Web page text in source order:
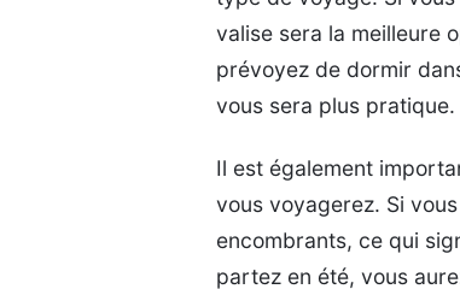
valise sera la meilleure
prévoyez de dormir
vous sera plus pratique.
Il est également
vous voyagerez. Si
encombrants, ce qui
partez en été, vous